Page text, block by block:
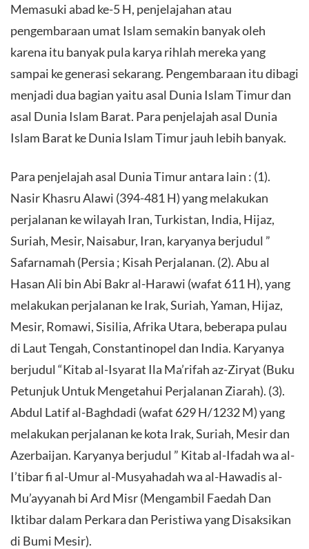
Memasuki abad ke-5 H, penjelajahan atau
pengembaraan umat Islam semakin banyak oleh
karena itu banyak pula karya rihlah mereka yang
sampai ke generasi sekarang. Pengembaraan itu dibagi
menjadi dua bagian yaitu asal Dunia Islam Timur dan
asal Dunia Islam Barat. Para penjelajah asal Dunia
Islam Barat ke Dunia Islam Timur jauh lebih banyak.
Para penjelajah asal Dunia Timur antara lain : (1).
Nasir Khasru Alawi (394-481 H) yang melakukan
perjalanan ke wilayah Iran, Turkistan, India, Hijaz,
Suriah, Mesir, Naisabur, Iran, karyanya berjudul ”
Safarnamah (Persia ; Kisah Perjalanan. (2). Abu al
Hasan Ali bin Abi Bakr al-Harawi (wafat 611 H), yang
melakukan perjalanan ke Irak, Suriah, Yaman, Hijaz,
Mesir, Romawi, Sisilia, Afrika Utara, beberapa pulau
di Laut Tengah, Constantinopel dan India. Karyanya
berjudul “Kitab al-Isyarat Ila Ma’rifah az-Ziryat (Buku
Petunjuk Untuk Mengetahui Perjalanan Ziarah). (3).
Abdul Latif al-Baghdadi (wafat 629 H/1232 M) yang
melakukan perjalanan ke kota Irak, Suriah, Mesir dan
Azerbaijan. Karyanya berjudul ” Kitab al-Ifadah wa al-
I’tibar fi al-Umur al-Musyahadah wa al-Hawadis al-
Mu’ayyanah bi Ard Misr (Mengambil Faedah Dan
Iktibar dalam Perkara dan Peristiwa yang Disaksikan
di Bumi Mesir).